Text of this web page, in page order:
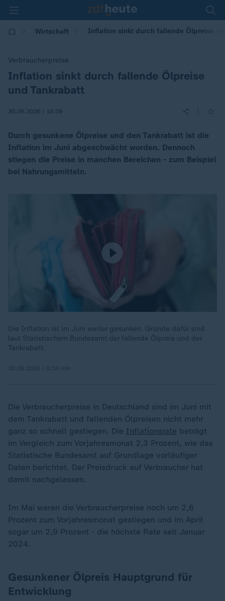
Wirtschaft Inflation sinkt durch fallende Ölpreise
Verbraucherpreise
:
Inflation sinkt durch fallende Ölpreise
und Tankrabatt
30.06.2026 | 15:39
Durch gesunkene Ölpreise und den Tankrabatt ist die
Inflation im Juni abgeschwächt worden. Dennoch
stiegen die Preise in manchen Bereichen - zum Beispiel
bei Nahrungsmitteln.
Die Inflation ist im Juni weiter gesunken. Gründe dafür sind
laut Statistischem Bundesamt der fallende Ölpreis und der
Tankrabatt.
Die Verbraucherpreise in Deutschland sind im Juni mit
dem Tankrabatt und fallenden Ölpreisen nicht mehr
ganz so schnell gestiegen. Die Inflationsrate beträgt
im Vergleich zum Vorjahresmonat 2,3 Prozent, wie das
Statistische Bundesamt auf Grundlage vorläufiger
Daten berichtet. Der Preisdruck auf Verbraucher hat
damit nachgelassen.
Im Mai waren die Verbraucherpreise noch um 2,6
Prozent zum Vorjahresmonat gestiegen und im April
sogar um 2,9 Prozent - die höchste Rate seit Januar
2024.
Gesunkener Ölpreis Hauptgrund für
Entwicklung